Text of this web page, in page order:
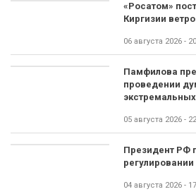
«Росатом»
Киргизии
06 августа 2026 -
Памфилова
проведении
05 августа 2026 -
Президент РФ
04 августа 2026 -